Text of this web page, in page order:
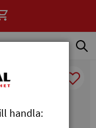
handla: